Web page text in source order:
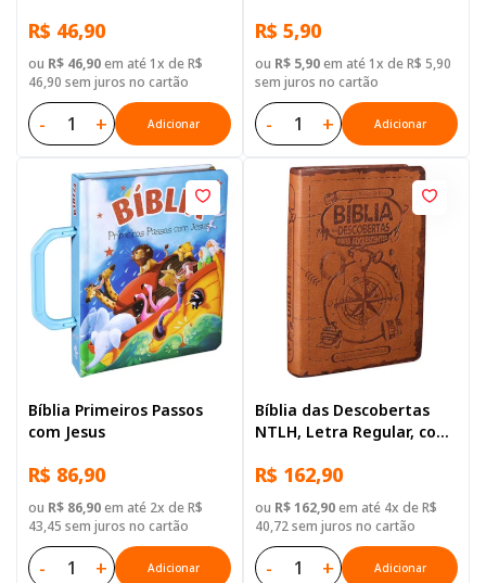
R$ 46,90
ou R$ 46,90em até 1x de R$
46,90 sem juros no cartão
- + Adicionar
R$ 5,90
ou R$ 5,90em até 1x de R$ 5,90
sem juros no cartão
- + Adicionar
Bíblia Primeiros Passos
com Jesus
R$ 86,90
ou R$ 86,90em até 2x de R$
43,45 sem juros no cartão
- + Adicionar
Bíblia das Descobertas
NTLH, Letra Regular, com
Sintético Marrom
R$ 162,90
ou R$ 162,90em até 4x de R$
40,72 sem juros no cartão
- + Adicionar